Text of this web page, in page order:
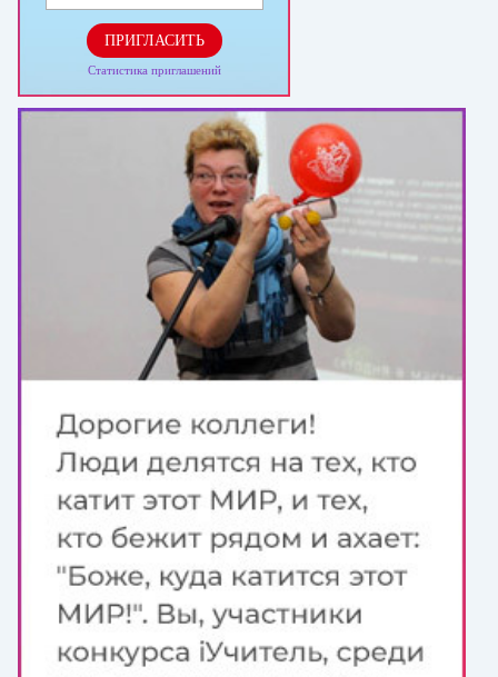
ПРИГЛАСИТЬ
Статистика приглашений